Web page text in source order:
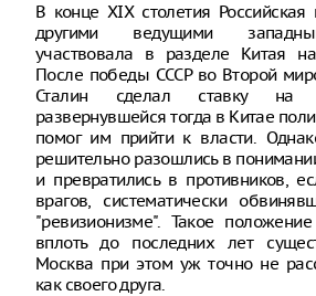
В конце XIX столетия
другими ведущими
участвовала в разделе Китая
После победы СССР во Второй
Сталин сделал ставку на
развернувшейся тогда в Китае
помог им прийти к власти.
решительно разошлись в
и превратились в противников,
врагов, систематически
"ревизионизме". Такое
вплоть до последних лет
Москва при этом уж точно не
как своего друга.